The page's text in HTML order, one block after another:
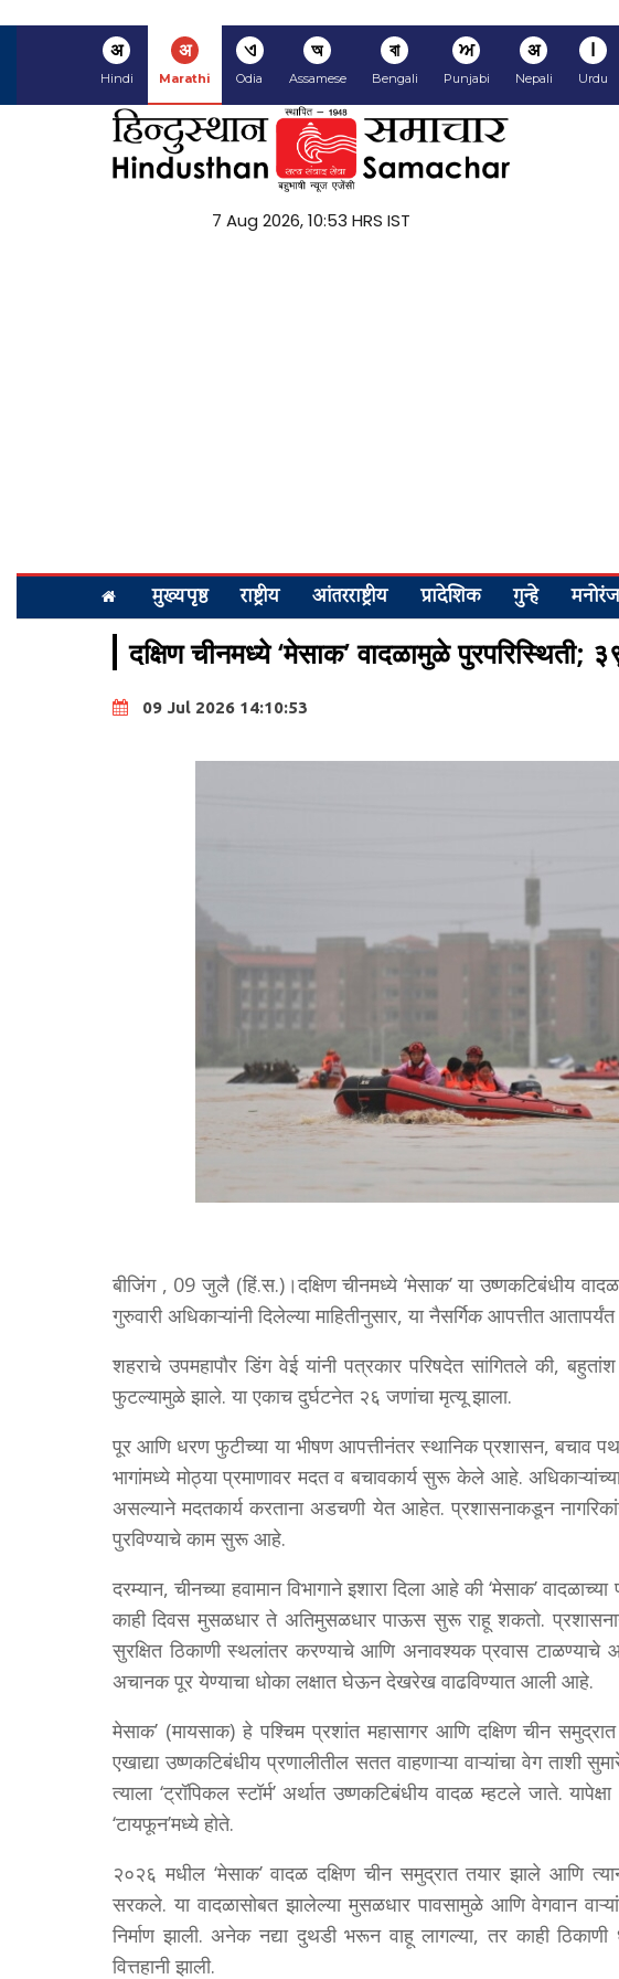
अ
Hindi
अ
Marathi
ଏ
Odia
অ
Assamese
বা
Bengali
ਅ
Punjabi
अ
Nepali
ا
Urdu
7 Aug 2026, 10:53 HRS IST
मुख्यपृष्ठ राष्ट्रीय आंतरराष्ट्रीय प्रादेशिक गुन्हे
दक्षिण चीनमध्ये ‘मेसाक’ वादळामुळे पुरपरिस्थिती;
09 Jul 2026 14:10:53
बीजिंग , 09 जुलै (हिं.स.)।दक्षिण चीनमध्ये ‘मेसाक’ या उष्णकटिबंधीय
गुरुवारी अधिकाऱ्यांनी दिलेल्या माहितीनुसार, या नैसर्गिक आपत्तीत
शहराचे उपमहापौर डिंग वेई यांनी पत्रकार परिषदेत सांगितले की,
फुटल्यामुळे झाले. या एकाच दुर्घटनेत २६ जणांचा मृत्यू झाला.
पूर आणि धरण फुटीच्या या भीषण आपत्तीनंतर स्थानिक प्रशासन, बचाव
भागांमध्ये मोठ्या प्रमाणावर मदत व बचावकार्य सुरू केले आहे.
असल्याने मदतकार्य करताना अडचणी येत आहेत. प्रशासनाकडून
पुरविण्याचे काम सुरू आहे.
दरम्यान, चीनच्या हवामान विभागाने इशारा दिला आहे की ‘मेसाक’
काही दिवस मुसळधार ते अतिमुसळधार पाऊस सुरू राहू शकतो.
सुरक्षित ठिकाणी स्थलांतर करण्याचे आणि अनावश्यक प्रवास
अचानक पूर येण्याचा धोका लक्षात घेऊन देखरेख वाढविण्यात आली आहे.
मेसाक’ (मायसाक) हे पश्चिम प्रशांत महासागर आणि दक्षिण चीन
एखाद्या उष्णकटिबंधीय प्रणालीतील सतत वाहणाऱ्या वाऱ्यांचा वेग ताशी
त्याला ‘ट्रॉपिकल स्टॉर्म’ अर्थात उष्णकटिबंधीय वादळ म्हटले जाते.
‘टायफून’मध्ये होते.
२०२६ मधील ‘मेसाक’ वादळ दक्षिण चीन समुद्रात तयार झाले आणि
सरकले. या वादळासोबत झालेल्या मुसळधार पावसामुळे आणि वेगवान
निर्माण झाली. अनेक नद्या दुथडी भरून वाहू लागल्या, तर काही
वित्तहानी झाली.